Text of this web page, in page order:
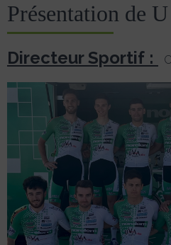
Présentation de
Directeur Sportif :